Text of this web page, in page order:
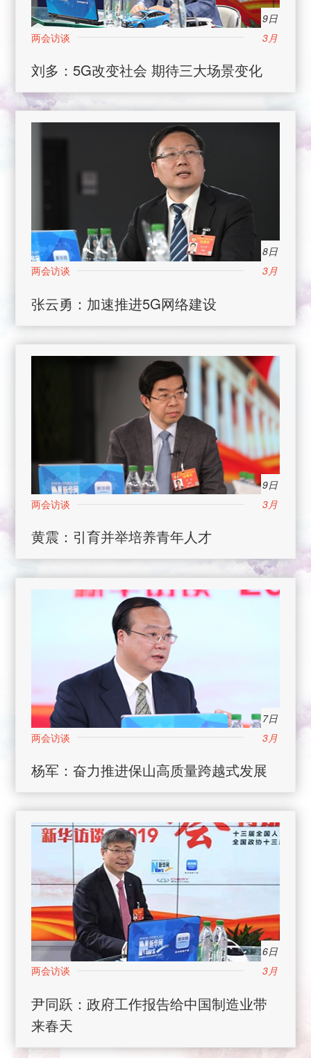
9日
3月
刘多：5G改变社会 期待三大场景变化
8日
3月
张云勇：加速推进5G网络建设
9日
3月
黄震：引育并举培养青年人才
7日
3月
杨军：奋力推进保山高质量跨越式发展
6日
3月
尹同跃：政府工作报告给中国制造业带
来春天